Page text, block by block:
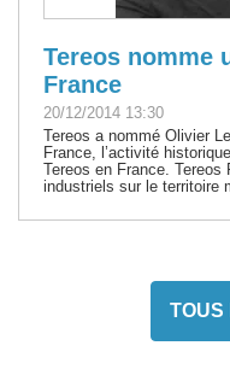
Tereos nomme
France
20/12/2014 13:30
Tereos a nommé Olivier
France, l’activité
Tereos en France.
industriels sur le territoire
TOUS